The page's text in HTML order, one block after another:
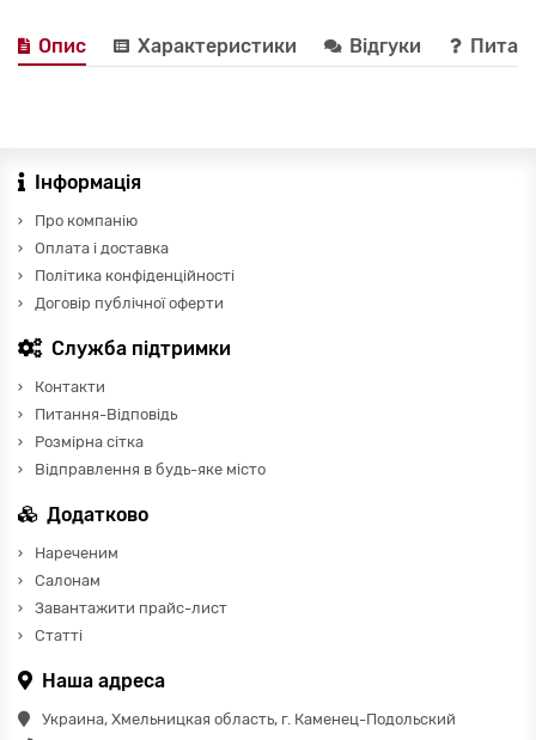
Опис Характеристики Відгуки
Інформація
Про компанію
Оплата і доставка
Політика конфіденційності
Договір публічної оферти
Служба підтримки
Контакти
Питання-Відповідь
Розмірна сітка
Відправлення в будь-яке місто
Додатково
Нареченим
Салонам
Завантажити прайс-лист
Статті
Наша адреса
Украина, Хмельницкая область, г. Каменец-Подольский